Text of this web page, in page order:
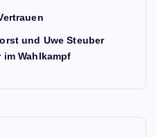
und Uwe Steuber
Wahlkampf